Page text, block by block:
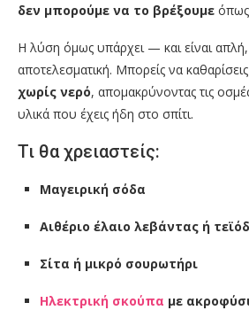
δεν μπορούμε να το βρέξουμε όπως
Η λύση όμως υπάρχει — και είναι
αποτελεσματική. Μπορείς να
χωρίς νερό, απομακρύνοντας τις
υλικά που έχεις ήδη στο σπίτι.
Τι θα χρειαστείς:
Μαγειρική σόδα
Αιθέριο έλαιο λεβάντας ή
Σίτα ή μικρό σουρωτήρι
Ηλεκτρική σκούπα με